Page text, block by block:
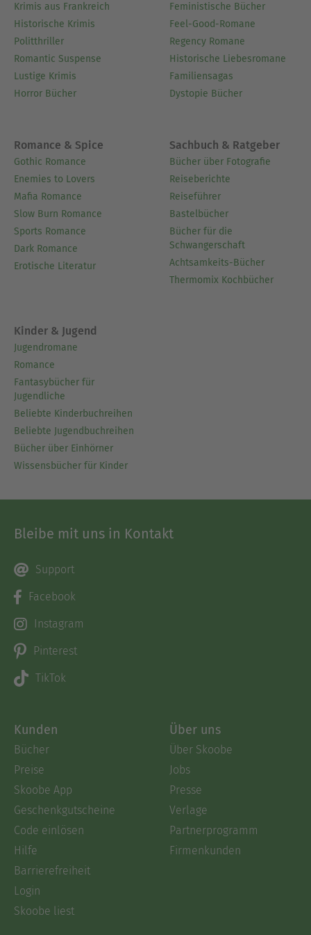
Krimis aus Frankreich
Historische Krimis
Politthriller
Romantic Suspense
Lustige Krimis
Horror Bücher
Feministische Bücher
Feel-Good-Romane
Regency Romane
Historische Liebesromane
Familiensagas
Dystopie Bücher
Romance & Spice
Gothic Romance
Enemies to Lovers
Mafia Romance
Slow Burn Romance
Sports Romance
Dark Romance
Erotische Literatur
Sachbuch & Ratgeber
Bücher über Fotografie
Reiseberichte
Reiseführer
Bastelbücher
Bücher für die
Schwangerschaft
Achtsamkeits-Bücher
Thermomix Kochbücher
Kinder & Jugend
Jugendromane
Romance
Fantasybücher für
Jugendliche
Beliebte Kinderbuchreihen
Beliebte Jugendbuchreihen
Bücher über Einhörner
Wissensbücher für Kinder
Bleibe mit uns in Kontakt
Support
Facebook
Instagram
Pinterest
TikTok
Kunden
Bücher
Preise
Skoobe App
Geschenkgutscheine
Code einlösen
Hilfe
Barrierefreiheit
Login
Skoobe liest
Über uns
Über Skoobe
Jobs
Presse
Verlage
Partnerprogramm
Firmenkunden